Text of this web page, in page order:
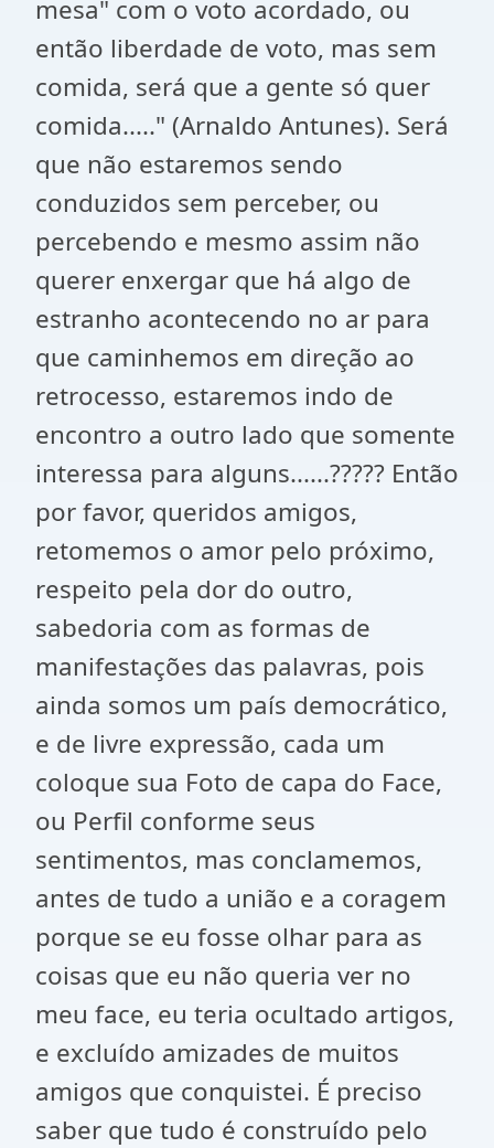
mesa" com o voto acordado, ou
então liberdade de voto, mas sem
comida, será que a gente só quer
comida....." (Arnaldo Antunes). Será
que não estaremos sendo
conduzidos sem perceber, ou
percebendo e mesmo assim não
querer enxergar que há algo de
estranho acontecendo no ar para
que caminhemos em direção ao
retrocesso, estaremos indo de
encontro a outro lado que somente
interessa para alguns......????? Então
por favor, queridos amigos,
retomemos o amor pelo próximo,
respeito pela dor do outro,
sabedoria com as formas de
manifestações das palavras, pois
ainda somos um país democrático,
e de livre expressão, cada um
coloque sua Foto de capa do Face,
ou Perfil conforme seus
sentimentos, mas conclamemos,
antes de tudo a união e a coragem
porque se eu fosse olhar para as
coisas que eu não queria ver no
meu face, eu teria ocultado artigos,
e excluído amizades de muitos
amigos que conquistei. É preciso
saber que tudo é construído pelo